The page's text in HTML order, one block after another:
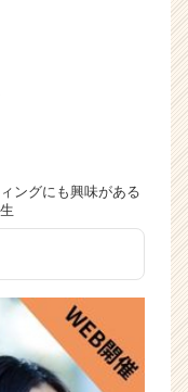
ングにも興味がある